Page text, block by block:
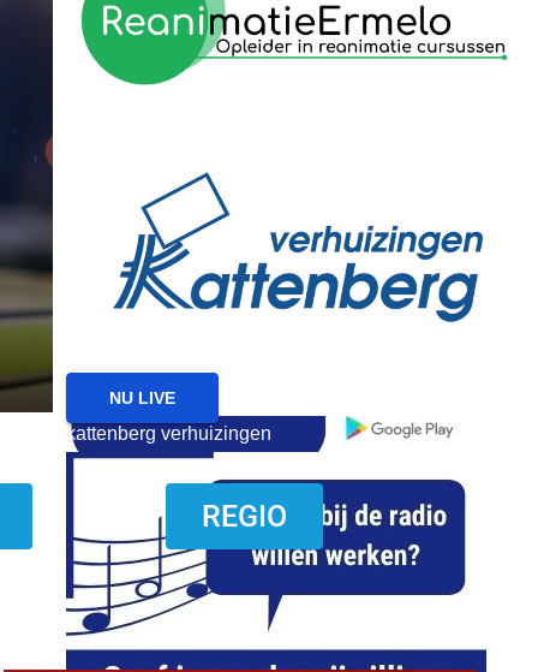
NIEUWS NIEUWS HARDERWIJK
Harderwijk wil lokale
met nieuw
reanimatie ermelo
kattenberg verhuizingen
NU LIVE
REGIO